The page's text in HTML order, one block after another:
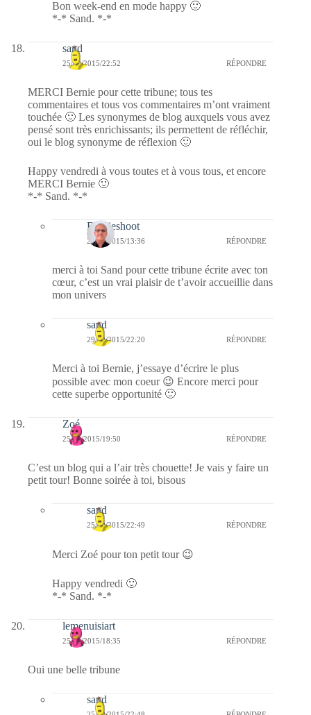
Bon week-end en mode happy 🙂
*-* Sand. *-*
sand
25/09/2015/22:52 RÉPONDRE
MERCI Bernie pour cette tribune; tous tes
commentaires et tous vos commentaires m’ont vraiment
touchée 🙂 Les synonymes de blog auxquels vous avez
pensé sont très enrichissants; ils permettent de réfléchir,
oui le blog synonyme de réflexion 🙂
Happy vendredi à vous toutes et à vous tous, et encore
MERCI Bernie 🙂
*-* Sand. *-*
Bernieshoot
26/09/2015/13:36 RÉPONDRE
merci à toi Sand pour cette tribune écrite avec ton
cœur, c’est un vrai plaisir de t’avoir accueillie dans
mon univers
sand
29/09/2015/22:20 RÉPONDRE
Merci à toi Bernie, j’essaye d’écrire le plus
possible avec mon coeur 😉 Encore merci pour
cette superbe opportunité 🙂
Zoé
25/09/2015/19:50 RÉPONDRE
C’est un blog qui a l’air très chouette! Je vais y faire un
petit tour! Bonne soirée à toi, bisous
sand
25/09/2015/22:49 RÉPONDRE
Merci Zoé pour ton petit tour 😉
Happy vendredi 🙂
*-* Sand. *-*
lemenuisiart
25/09/2015/18:35 RÉPONDRE
Oui une belle tribune
sand